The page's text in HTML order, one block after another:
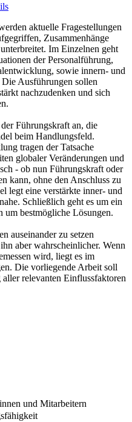
aktuelle Fragestellungen
Zusammenhänge
Im Einzelnen geht
der Personalführung,
sowie innern- und
Ausführungen sollen
nachzudenken und sich
Führungskraft an, die
beim Handlungsfeld.
tragen der Tatsache
globaler Veränderungen und
- ob nun Führungskraft oder
kann, ohne den Anschluss zu
legt eine verstärkte inner- und
Schließlich geht es um ein
um bestmögliche Lösungen.
auseinander zu setzen
aber wahrscheinlicher. Wenn
wird, liegt es im
Die vorliegende Arbeit soll
relevanten Einflussfaktoren
und Mitarbeitern